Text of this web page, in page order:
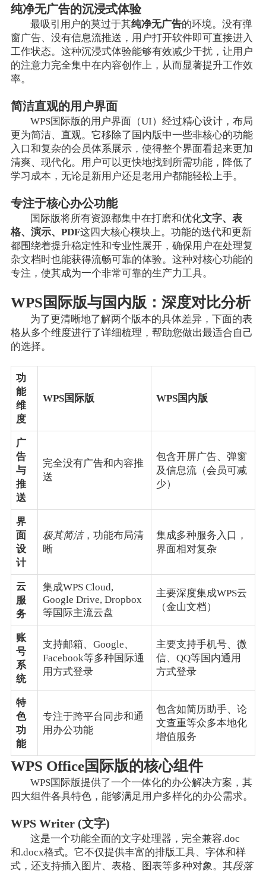
纯净无广告的沉浸式体验
最吸引用户的莫过于其纯净无广告的环境。没有弹
窗广告、没有信息流推送，用户打开软件即可直接进入
工作状态。这种沉浸式体验能够有效减少干扰，让用户
的注意力完全集中在内容创作上，从而显著提升工作效
率。
简洁直观的用户界面
WPS国际版的用户界面（UI）经过精心设计，布局
更为简洁、直观。它移除了国内版中一些非核心的功能
入口和复杂的会员体系展示，使得整个界面看起来更加
清爽、现代化。用户可以更快地找到所需功能，降低了
学习成本，无论是新用户还是老用户都能轻松上手。
专注于核心办公功能
国际版将所有资源都集中在打磨和优化文字、表
格、演示、PDF这四大核心模块上。功能的迭代和更新
都围绕着提升稳定性和专业性展开，确保用户在处理复
杂文档时也能获得流畅可靠的体验。这种对核心功能的
专注，使其成为一个非常可靠的生产力工具。
WPS国际版与国内版：深度对比分析
为了更清晰地了解两个版本的具体差异，下面的表
格从多个维度进行了详细梳理，帮助您做出最适合自己
的选择。
功
能
维
度
WPS国际版 WPS国内版
广
告
与
推
送
完全没有广告和内容推
送
包含开屏广告、弹窗
及信息流（会员可减
少）
界
面
设
计
极其简洁，功能布局清
晰
集成多种服务入口，
界面相对复杂
云
服
务
集成WPS Cloud,
Google Drive, Dropbox
等国际主流云盘
主要深度集成WPS云
（金山文档）
账
号
系
统
支持邮箱、Google、
Facebook等多种国际通
用方式登录
主要支持手机号、微
信、QQ等国内通用
方式登录
特
色
功
能
专注于跨平台同步和通
用办公功能
包含如简历助手、论
文查重等众多本地化
增值服务
WPS Office国际版的核心组件
WPS国际版提供了一个一体化的办公解决方案，其
四大组件各具特色，能够满足用户多样化的办公需求。
WPS Writer (文字)
这是一个功能全面的文字处理器，完全兼容.doc
和.docx格式。它不仅提供丰富的排版工具、字体和样
式，还支持插入图片、表格、图表等多种对象。其段落